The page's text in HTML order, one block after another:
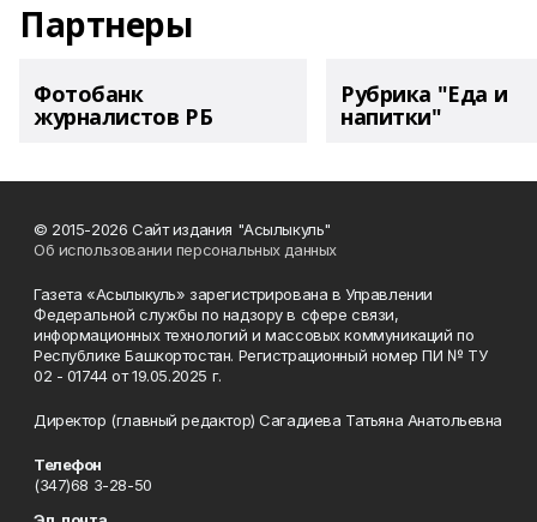
Партнеры
Фотобанк
журналистов РБ
Рубрика "Еда и
напитки"
© 2015-2026 Сайт издания "Асылыкуль"
Об использовании персональных данных
Газета «Асылыкуль» зарегистрирована в Управлении
Федеральной службы по надзору в сфере связи,
информационных технологий и массовых коммуникаций по
Республике Башкортостан. Регистрационный номер ПИ № ТУ
02 - 01744 от 19.05.2025 г.
Директор (главный редактор) Сагадиева Татьяна Анатольевна
Телефон
(347)68 3-28-50